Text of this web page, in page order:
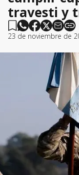
travesti y
23 de noviembre de